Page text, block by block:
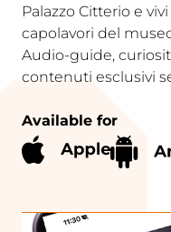
Palazzo Citterio e
capolavori del
Audio-guide,
contenuti esclusivi
Available for